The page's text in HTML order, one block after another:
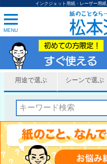
インクジェット用紙・レーザー用
MENU
用途で選ぶ シーンで選ぶ